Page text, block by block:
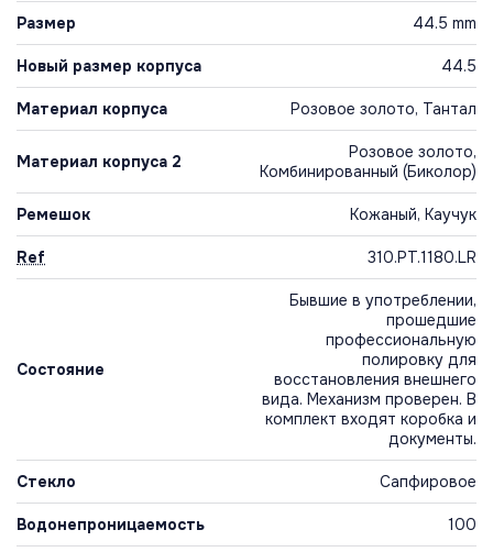
Размер 44.5 mm
Новый размер корпуса 44.5
Материал корпуса Розовое золото, Тантал
Материал корпуса 2
Розовое золото,
Комбинированный (Биколор)
Ремешок Кожаный, Каучук
Ref 310.PT.1180.LR
Состояние
Бывшие в употреблении,
прошедшие
профессиональную
полировку для
восстановления внешнего
вида. Механизм проверен. В
комплект входят коробка и
документы.
Стекло Сапфировое
Водонепроницаемость 100